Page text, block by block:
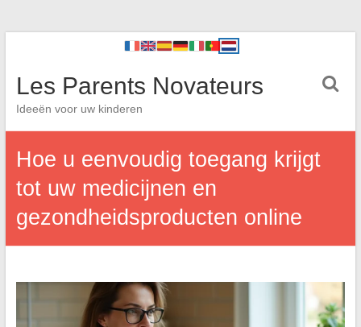
Les Parents Novateurs
Ideeën voor uw kinderen
Hoe u eenvoudig toegang krijgt
tot uw medicijnen en
gezondheidsproducten online